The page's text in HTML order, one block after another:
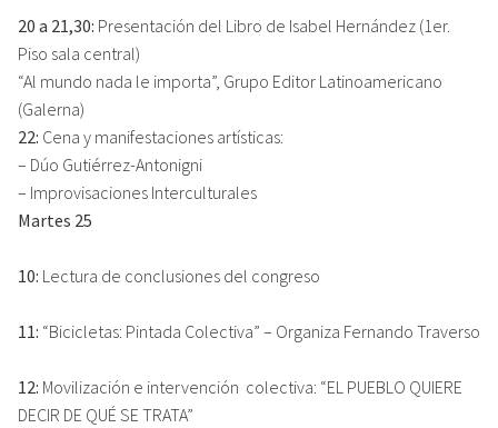
20 a 21,30: Presentación del Libro de Isabel Hernández (1er.
Piso sala central)
“Al mundo nada le importa”, Grupo Editor Latinoamericano
(Galerna)
22: Cena y manifestaciones artísticas:
– Dúo Gutiérrez-Antonigni
– Improvisaciones Interculturales
Martes 25
10: Lectura de conclusiones del congreso
11: “Bicicletas: Pintada Colectiva” – Organiza Fernando Traverso
12: Movilización e intervención colectiva: “EL PUEBLO QUIERE
DECIR DE QUÉ SE TRATA”